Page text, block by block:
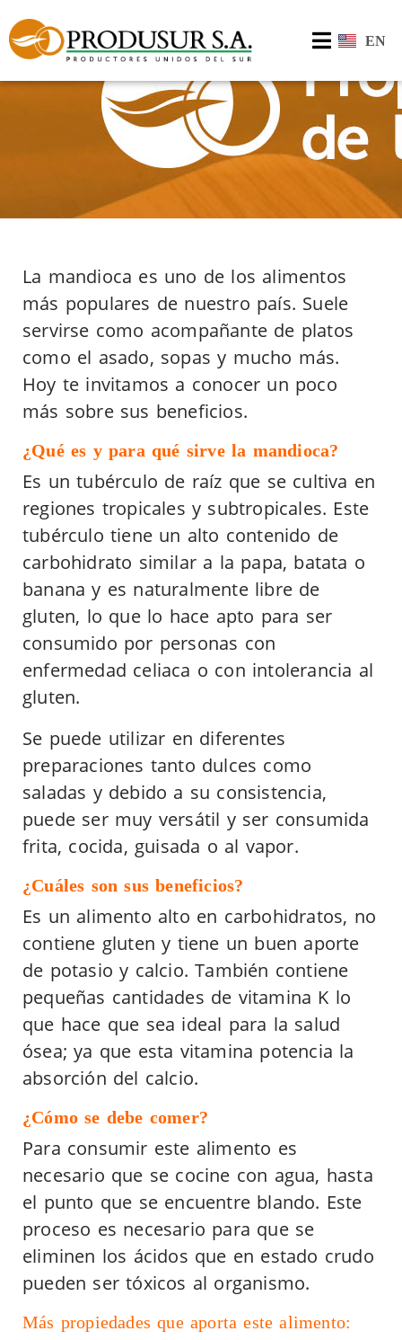
EN
La mandioca es uno de los alimentos
más populares de nuestro país. Suele
servirse como acompañante de platos
como el asado, sopas y mucho más.
Hoy te invitamos a conocer un poco
más sobre sus beneficios.
¿Qué es y para qué sirve la mandioca?
Es un tubérculo de raíz que se cultiva en
regiones tropicales y subtropicales. Este
tubérculo tiene un alto contenido de
carbohidrato similar a la papa, batata o
banana y es naturalmente libre de
gluten, lo que lo hace apto para ser
consumido por personas con
enfermedad celiaca o con intolerancia al
gluten.
Se puede utilizar en diferentes
preparaciones tanto dulces como
saladas y debido a su consistencia,
puede ser muy versátil y ser consumida
frita, cocida, guisada o al vapor.
¿Cuáles son sus beneficios?
Es un alimento alto en carbohidratos, no
contiene gluten y tiene un buen aporte
de potasio y calcio. También contiene
pequeñas cantidades de vitamina K lo
que hace que sea ideal para la salud
ósea; ya que esta vitamina potencia la
absorción del calcio.
¿Cómo se debe comer?
Para consumir este alimento es
necesario que se cocine con agua, hasta
el punto que se encuentre blando. Este
proceso es necesario para que se
eliminen los ácidos que en estado crudo
pueden ser tóxicos al organismo.
Más propiedades que aporta este alimento: